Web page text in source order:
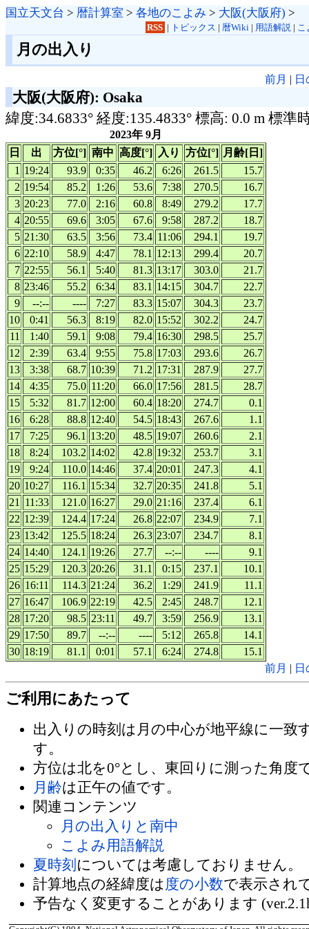
国立天文台 > 暦計算室 > 各地のこよみ > 大阪(大阪府) >
RSS | トピックス | 暦Wiki| 用語解説| こ
月の出入り
前月 |
大阪(大阪府): Osaka
緯度:34.6833° 経度:135.4833° 標高: 0.0 m 標準
2023年 9月
日
出 方位[°] 南中 高度[°] 入り 方位[°] 月齢[日]
1 19:24 93.9 0:35 46.2 6:26 261.5
15.7
2 19:54 85.2 1:26 53.6 7:38 270.5
16.7
3 20:23 77.0 2:16 60.8 8:49 279.2
17.7
4 20:55 69.6 3:05 67.6 9:58 287.2
18.7
5 21:30 63.5 3:56 73.4 11:06 294.1
19.7
6 22:10 58.9 4:47 78.1 12:13 299.4
20.7
7 22:55 56.1 5:40 81.3 13:17 303.0
21.7
8 23:46 55.2 6:34 83.1 14:15 304.7
22.7
9
--:-- ---- 7:27 83.3 15:07 304.3
23.7
10
0:41 56.3 8:19 82.0 15:52 302.2
24.7
11
1:40 59.1 9:08 79.4 16:30 298.5
25.7
12
2:39 63.4 9:55 75.8 17:03 293.6
26.7
13
3:38 68.7 10:39 71.2 17:31 287.9
27.7
14
4:35 75.0 11:20 66.0 17:56 281.5
28.7
15
5:32 81.7 12:00 60.4 18:20 274.7
0.1
16
6:28 88.8 12:40 54.5 18:43 267.6
1.1
17
7:25 96.1 13:20 48.5 19:07 260.6
2.1
18
8:24 103.2 14:02 42.8 19:32 253.7
3.1
19
9:24 110.0 14:46 37.4 20:01 247.3
4.1
20 10:27 116.1 15:34 32.7 20:35 241.8
5.1
21
11:33 121.0 16:27 29.0 21:16 237.4
6.1
22 12:39 124.4 17:24 26.8 22:07 234.9
7.1
23 13:42 125.5 18:24 26.3 23:07 234.7
8.1
24 14:40 124.1 19:26 27.7 --:-- ----
9.1
25 15:29 120.3 20:26 31.1 0:15 237.1
10.1
26 16:11 114.3 21:24 36.2 1:29 241.9
11.1
27 16:47 106.9 22:19 42.5 2:45 248.7
12.1
28 17:20 98.5 23:11 49.7 3:59 256.9
13.1
29 17:50 89.7 --:-- ---- 5:12 265.8
14.1
30 18:19 81.1 0:01 57.1 6:24 274.8
15.1
前月 |
ご利用にあたって
出入りの時刻は月の中心が地平線に一致
す。
方位は北を0°とし、東回りに測った角度
月齢は正午の値です。
関連コンテンツ
月の出入りと南中
こよみ用語解説
夏時刻 については考慮しておりません。
計算地点の経緯度は 度の小数で表示され
予告なく変更することがあります